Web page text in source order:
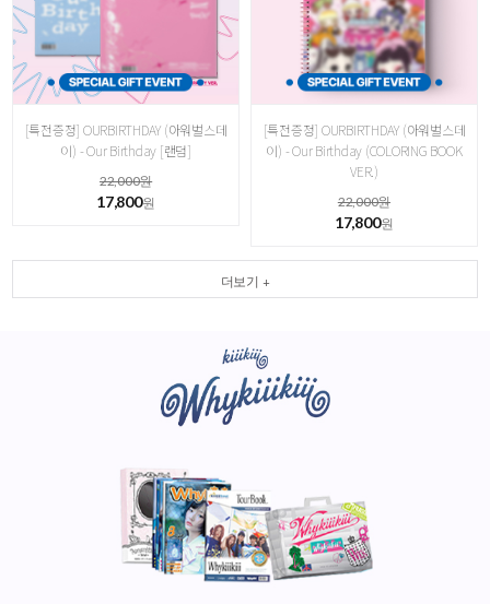
[특전증정] OURBIRTHDAY (아워벌스데
이) - Our Birthday [랜덤]
22,000원
17,800원
[특전증정] OURBIRTHDAY (아워벌스데
이) - Our Birthday (COLORING BOOK
VER.)
22,000원
17,800원
더보기 +